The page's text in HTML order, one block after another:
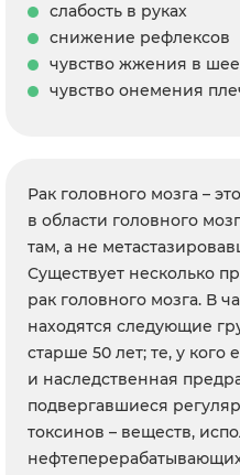
слабость в руках
снижение рефлексов
чувство жжения в шее
чувство онемения
Рак головного мозга –
в области головного
там, а не
Существует несколько
рак головного мозга. В
находятся следующие
старше 50 лет; те, у кого
и наследственная
подвергавшиеся
токсинов – веществ,